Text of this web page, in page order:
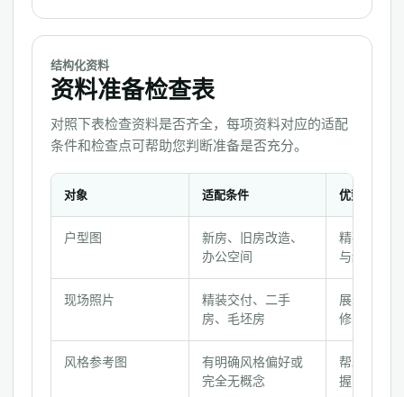
结构化资料
资料准备检查表
对照下表检查资料是否齐全，每项资料对应的适配
条件和检查点可帮助您判断准备是否充分。
料
备
对象 适配条件 优势
户型图
新房、旧房改造、
办公空间
精确了解
与结构
现场照片
精装交付、二手
房、毛坯房
展示采光
修、空间感
风格参考图
有明确风格偏好或
完全无概念
帮助设计
握审美方向